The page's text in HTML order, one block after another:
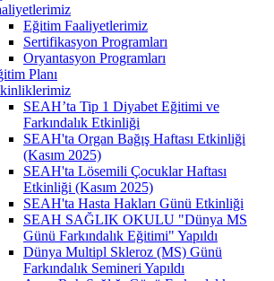
Eğitim Faaliyetlerimiz
Sertifikasyon Programları
Oryantasyon Programları
Planı
SEAH’ta Tip 1 Diyabet Eğitimi ve
Farkındalık Etkinliği
SEAH'ta Organ Bağış Haftası Etkinliği
(Kasım 2025)
SEAH'ta Lösemili Çocuklar Haftası
Etkinliği (Kasım 2025)
SEAH'ta Hasta Hakları Günü Etkinliği
SEAH SAĞLIK OKULU "Dünya MS
Günü Farkındalık Eğitimi" Yapıldı
Dünya Multipl Skleroz (MS) Günü
Farkındalık Semineri Yapıldı